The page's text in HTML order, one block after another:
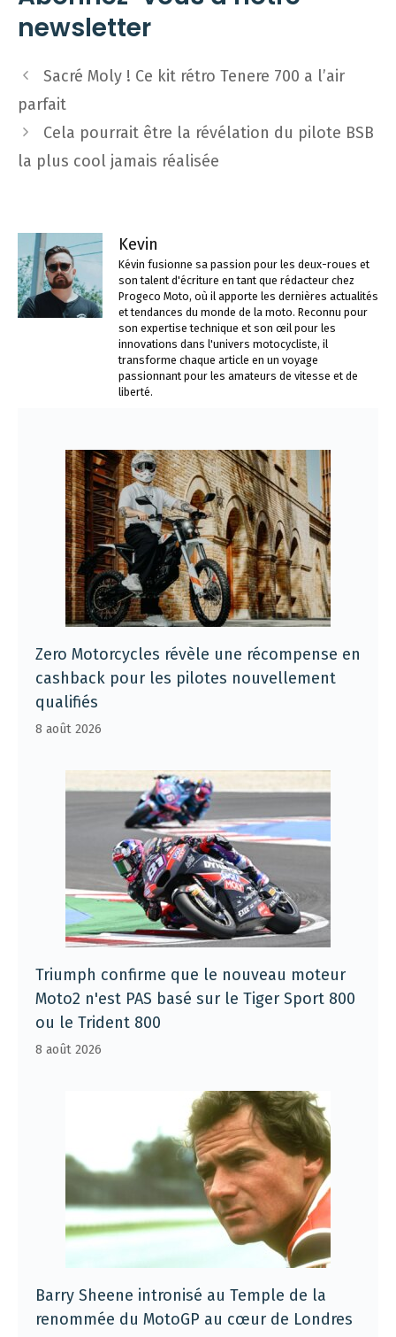
newsletter
Navigation
des
Sacré Moly ! Ce kit rétro Tenere 700 a l’air
parfait
Cela pourrait être la révélation du pilote BSB
la plus cool jamais réalisée
Kevin
Kévin fusionne sa passion pour les deux-roues et
son talent d'écriture en tant que rédacteur chez
Progeco Moto, où il apporte les dernières actualités
et tendances du monde de la moto. Reconnu pour
son expertise technique et son œil pour les
innovations dans l'univers motocycliste, il
transforme chaque article en un voyage
passionnant pour les amateurs de vitesse et de
liberté.
Zero Motorcycles révèle une récompense en
cashback pour les pilotes nouvellement
qualifiés
8 août 2026
Triumph confirme que le nouveau moteur
Moto2 n'est PAS basé sur le Tiger Sport 800
ou le Trident 800
8 août 2026
Barry Sheene intronisé au Temple de la
renommée du MotoGP au cœur de Londres